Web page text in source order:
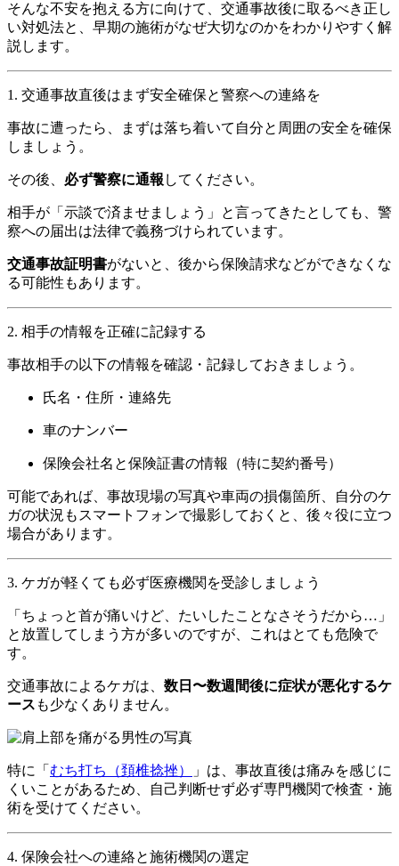
そんな不安を抱える方に向けて、交通事故後に取るべき正し
い対処法と、早期の施術がなぜ大切なのかをわかりやすく解
説します。
1. 交通事故直後はまず安全確保と警察への連絡を
事故に遭ったら、まずは落ち着いて自分と周囲の安全を確保
しましょう。
その後、 必ず警察に通報 してください。
相手が「示談で済ませましょう」と言ってきたとしても、警
察への届出は法律で義務づけられています。
交通事故証明書がないと、後から保険請求などができなくな
る可能性もあります。
2. 相手の情報を正確に記録する
事故相手の以下の情報を確認・記録しておきましょう。
氏名・住所・連絡先
車のナンバー
保険会社名と保険証書の情報（特に契約番号）
可能であれば、事故現場の写真や車両の損傷箇所、自分のケ
ガの状況もスマートフォンで撮影しておくと、後々役に立つ
場合があります。
3. ケガが軽くても必ず医療機関を受診しましょう
「ちょっと首が痛いけど、たいしたことなさそうだから…」
と放置してしまう方が多いのですが、これはとても危険で
す。
交通事故によるケガは、 数日〜数週間後に症状が悪化するケ
ース も少なくありません。
特に「 むち打ち（頚椎捻挫）
」は、事故直後は痛みを感じに
くいことがあるため、自己判断せず必ず専門機関で検査・施
術を受けてください。
4. 保険会社への連絡と施術機関の選定